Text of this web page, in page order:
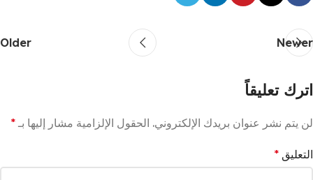
Newer
Older
اترك تعليقاً
لن يتم نشر عنوان بريدك الإلكتروني. الحقول الإلزامية مشار إليها بـ *
التعليق *